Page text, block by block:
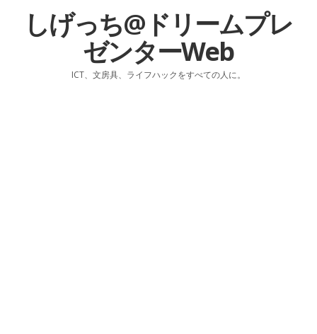
しげっち@ドリームプレ
ゼンターWeb
ICT、文房具、ライフハックをすべての人に。